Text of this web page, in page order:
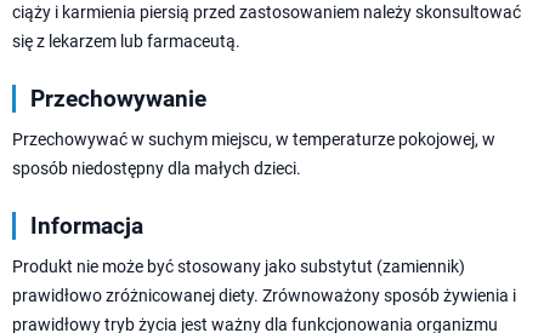
ciąży i karmienia piersią przed zastosowaniem należy skonsultować
się z lekarzem lub farmaceutą.
Przechowywanie
Przechowywać w suchym miejscu, w temperaturze pokojowej, w
sposób niedostępny dla małych dzieci.
Informacja
Produkt nie może być stosowany jako substytut (zamiennik)
prawidłowo zróżnicowanej diety. Zrównoważony sposób żywienia i
prawidłowy tryb życia jest ważny dla funkcjonowania organizmu